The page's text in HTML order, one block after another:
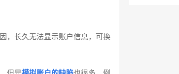
，长久无法显示账户信息，可换